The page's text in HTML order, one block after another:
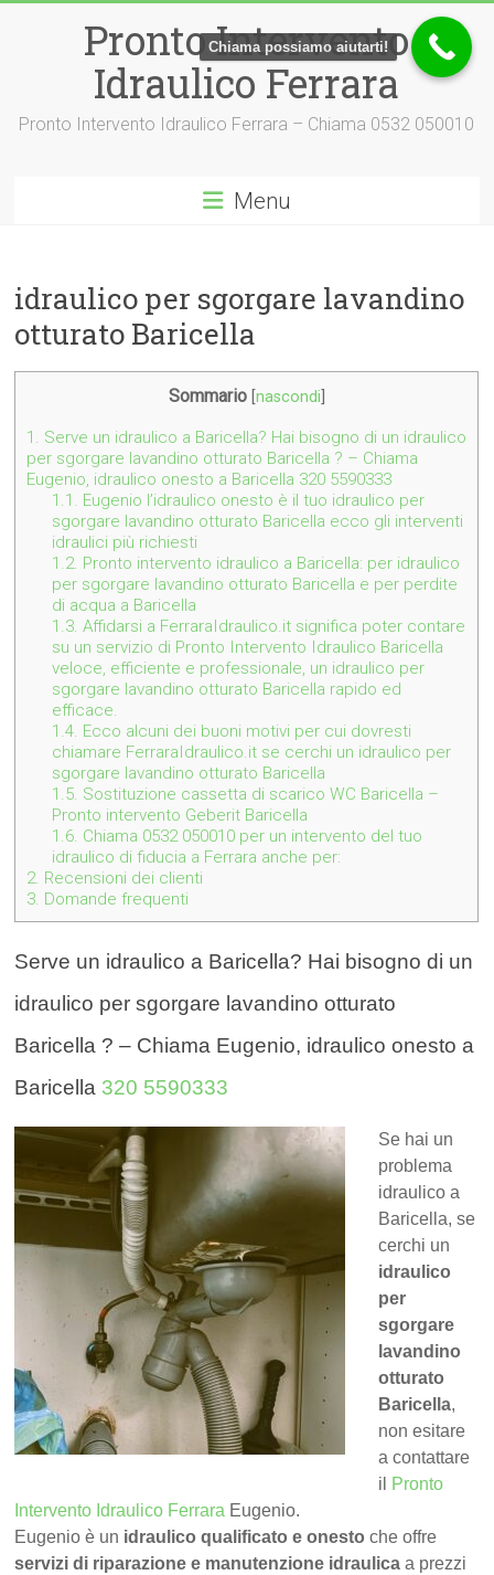
Pronto Intervento
Idraulico Ferrara
Pronto Intervento Idraulico Ferrara – Chiama 0532 050010
Menu
idraulico per sgorgare lavandino
otturato Baricella
Sommario nascondi
1. Serve un idraulico a Baricella? Hai bisogno di un idraulico
per sgorgare lavandino otturato Baricella ? – Chiama
Eugenio, idraulico onesto a Baricella 320 5590333
1.1. Eugenio l’idraulico onesto è il tuo idraulico per
sgorgare lavandino otturato Baricella ecco gli interventi
idraulici più richiesti
1.2. Pronto intervento idraulico a Baricella: per idraulico
per sgorgare lavandino otturato Baricella e per perdite
di acqua a Baricella
1.3. Affidarsi a FerraraIdraulico.it significa poter contare
su un servizio di Pronto Intervento Idraulico Baricella
veloce, efficiente e professionale, un idraulico per
sgorgare lavandino otturato Baricella rapido ed
efficace.
1.4. Ecco alcuni dei buoni motivi per cui dovresti
chiamare FerraraIdraulico.it se cerchi un idraulico per
sgorgare lavandino otturato Baricella
1.5. Sostituzione cassetta di scarico WC Baricella –
Pronto intervento Geberit Baricella
1.6. Chiama 0532 050010 per un intervento del tuo
idraulico di fiducia a Ferrara anche per:
2. Recensioni dei clienti
3. Domande frequenti
Serve un idraulico a Baricella? Hai bisogno di un
idraulico per sgorgare lavandino otturato
Baricella ? – Chiama Eugenio, idraulico onesto a
Baricella 320 5590333
Se hai un
problema
idraulico a
Baricella, se
cerchi un
idraulico
per
sgorgare
lavandino
otturato
Baricella,
non esitare
a contattare
il Pronto
Intervento Idraulico Ferrara Eugenio.
Eugenio è un idraulico qualificato e onesto che offre
servizi di riparazione e manutenzione idraulica a prezzi
Chiama possiamo aiutarti!